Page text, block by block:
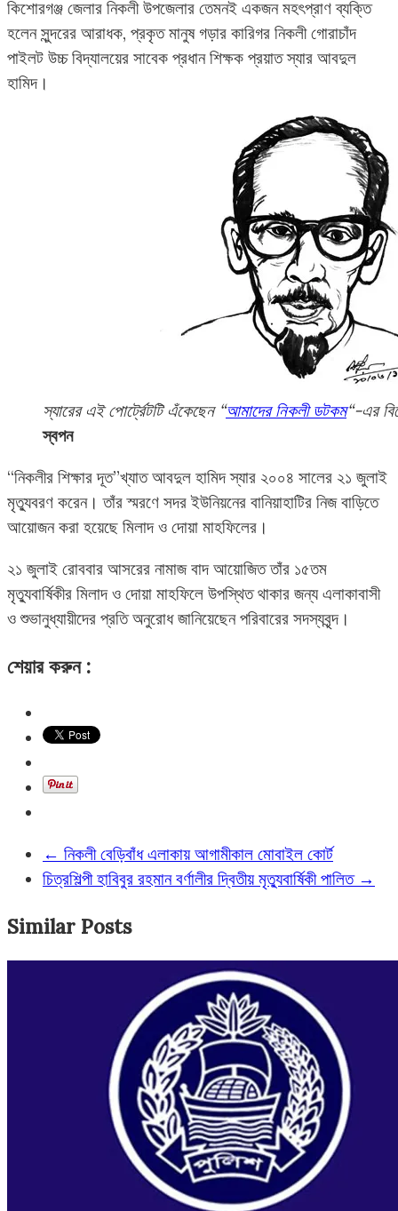
কিশোরগঞ্জ জেলার নিকলী উপজেলার তেমনই একজন মহৎপ্রাণ ব্যক্তি
হলেন সুন্দরের আরাধক, প্রকৃত মানুষ গড়ার কারিগর নিকলী গোরাচাঁদ
পাইলট উচ্চ বিদ্যালয়ের সাবেক প্রধান শিক্ষক প্রয়াত স্যার আবদুল
হামিদ।
স্যারের এই পোর্ট্রেটটি এঁকেছেন “আমাদের নিকলী ডটকম“-এর
স্বপন
“নিকলীর শিক্ষার দূত”খ্যাত আবদুল হামিদ স্যার ২০০৪ সালের ২১ জুলাই
মৃত্যুবরণ করেন। তাঁর স্মরণে সদর ইউনিয়নের বানিয়াহাটির নিজ বাড়িতে
আয়োজন করা হয়েছে মিলাদ ও দোয়া মাহফিলের।
২১ জুলাই রোববার আসরের নামাজ বাদ আয়োজিত তাঁর ১৫তম
মৃত্যুবার্ষিকীর মিলাদ ও দোয়া মাহফিলে উপস্থিত থাকার জন্য এলাকাবাসী
ও শুভানুধ্যায়ীদের প্রতি অনুরোধ জানিয়েছেন পরিবারের সদস্যবৃন্দ।
শেয়ার করুন :
← নিকলী বেড়িবাঁধ এলাকায় আগামীকাল মোবাইল কোর্ট
চিত্রশিল্পী হাবিবুর রহমান বর্ণালীর দ্বিতীয় মৃত্যুবার্ষিকী পালিত →
Similar Posts